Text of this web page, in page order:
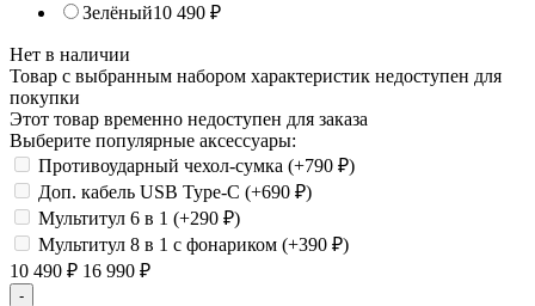
Зелёный10 490 ₽
Нет в наличии
Товар с выбранным набором характеристик недоступен для
покупки
Этот товар временно недоступен для заказа
Выберите популярные аксессуары:
Противоударный чехол-сумка (+790 ₽)
Доп. кабель USB Type-C (+690 ₽)
Мультитул 6 в 1 (+290 ₽)
Мультитул 8 в 1 с фонариком (+390 ₽)
10 490 ₽ 16 990 ₽
-